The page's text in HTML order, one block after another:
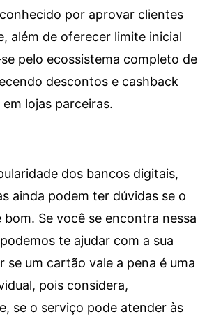
por aprovar clientes
além de oferecer limite inicial
pelo ecossistema completo de
descontos e cashback
lojas parceiras.
dos bancos digitais,
ainda podem ter dúvidas se o
Se você se encontra nessa
te ajudar com a sua
se um cartão vale a pena é uma
pois considera,
se o serviço pode atender às